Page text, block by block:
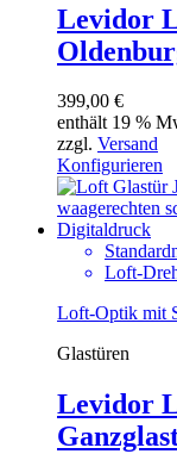
Levidor
399,00 €
enthält 19 %
zzgl. Versand
Konfigurieren
Loft-
Loft-Optik mit
Glastüren
Levidor